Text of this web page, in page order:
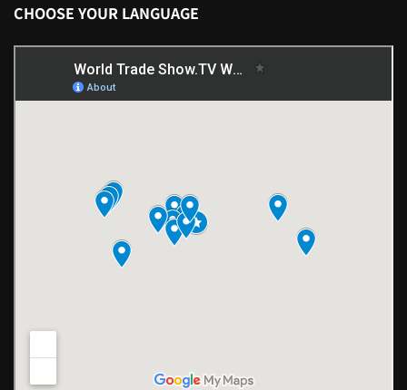
CHOOSE YOUR LANGUAGE